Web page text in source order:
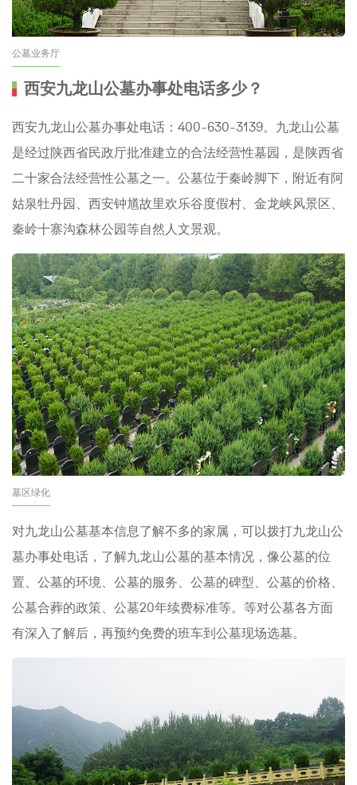
公墓业务厅
西安九龙山公墓办事处电话多少？
西安九龙山公墓办事处电话：400-630-3139。九龙山公墓
是经过陕西省民政厅批准建立的合法经营性墓园，是陕西省
二十家合法经营性公墓之一。公墓位于秦岭脚下，附近有阿
姑泉牡丹园、西安钟馗故里欢乐谷度假村、金龙峡风景区、
秦岭十寨沟森林公园等自然人文景观。
墓区绿化
对九龙山公墓基本信息了解不多的家属，可以拨打九龙山公
墓办事处电话，了解九龙山公墓的基本情况，像公墓的位
置、公墓的环境、公墓的服务、公墓的碑型、公墓的价格、
公墓合葬的政策、公墓20年续费标准等。等对公墓各方面
有深入了解后，再预约免费的班车到公墓现场选墓。